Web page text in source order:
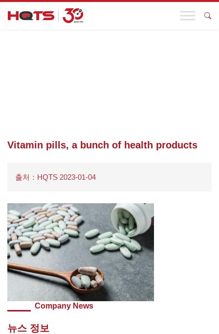
Vitamin pills, a bunch of health products
출처：HQTS 2023-01-04
Company News
뉴스 정보